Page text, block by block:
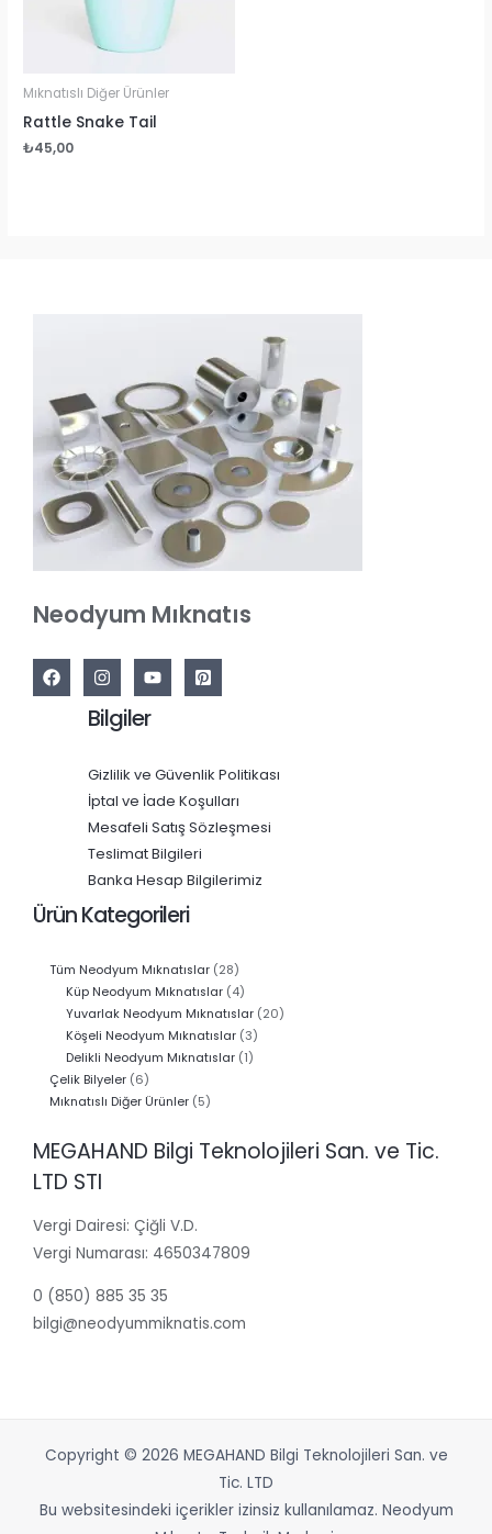
Mıknatıslı Diğer Ürünler
Rattle Snake Tail
₺45,00
Neodyum Mıknatıs
Bilgiler
Gizlilik ve Güvenlik Politikası
İptal ve İade Koşulları
Mesafeli Satış Sözleşmesi
Teslimat Bilgileri
Banka Hesap Bilgilerimiz
Ürün Kategorileri
Tüm Neodyum Mıknatıslar 2828
ürün
Küp Neodyum Mıknatıslar 44
ürün
Yuvarlak Neodyum Mıknatıslar 2020
Köşeli Neodyum Mıknatıslar 33
ürün
Delikli Neodyum Mıknatıslar 11
Çelik Bilyeler 66
ürün
Mıknatıslı Diğer Ürünler 55
MEGAHAND Bilgi Teknolojileri San. ve Tic.
LTD STI
Vergi Dairesi: Çiğli V.D.
Vergi Numarası: 4650347809
0 (850) 885 35 35
bilgi@neodyummiknatis.com
Copyright © 2026 MEGAHAND Bilgi Teknolojileri San. ve
Tic. LTD
Bu websitesindeki içerikler izinsiz kullanılamaz. Neodyum